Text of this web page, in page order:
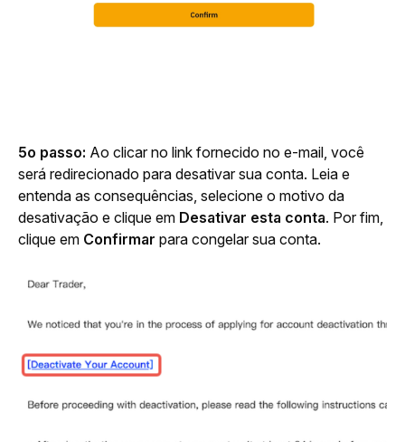
5o passo: Ao clicar no link fornecido no e-mail, você
será redirecionado para desativar sua conta. Leia e
entenda as consequências, selecione o motivo da
desativação e clique em Desativar esta conta. Por fim,
clique em Confirmar para congelar sua conta.